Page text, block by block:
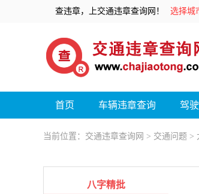
查违章，上交通违章查询网！ 选择城
首页 车辆违章查询 驾
当前位置： 交通违章查询网 > 交通问题 >
八字精批